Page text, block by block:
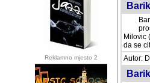
Reklamno mjesto 2
(Bar,
citaju.
Autor: